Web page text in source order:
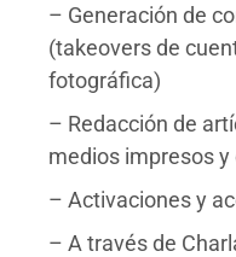
– Generación de
(takeovers de
fotográfica)
– Redacción de
medios impresos y
– Activaciones y
– A través de